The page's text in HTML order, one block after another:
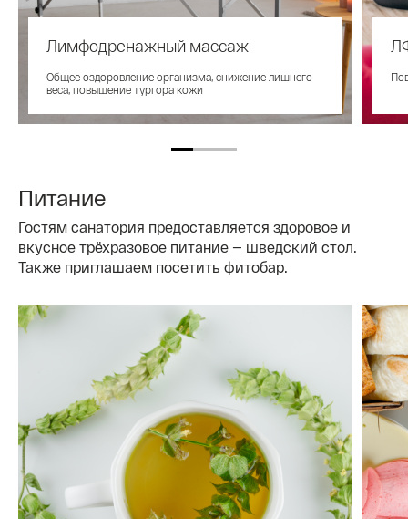
Лимфодренажный массаж
Общее оздоровление организма, снижение лишнего
веса, повышение тургора кожи
Питание
Гостям санатория предоставляется здоровое и
вкусное трёхразовое питание — шведский стол.
Также приглашаем посетить фитобар.